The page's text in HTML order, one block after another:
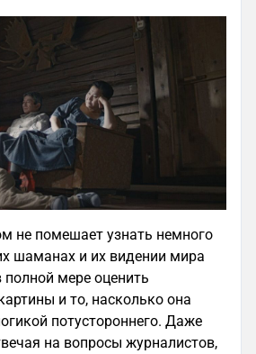
не помешает узнать немного
шаманах и их видении мира
полной мере оценить
и то, насколько она
потустороннего. Даже
на вопросы журналистов,